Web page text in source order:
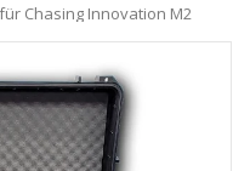
Chasing Innovation M2